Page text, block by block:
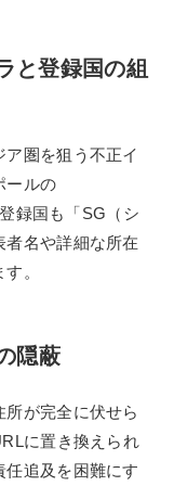
と登録国の組
圏を狙う不正イ
ールの
録国も「SG（シ
者名や詳細な所在
。
隠蔽
が完全に伏せら
に置き換えられ
追及を困難にす